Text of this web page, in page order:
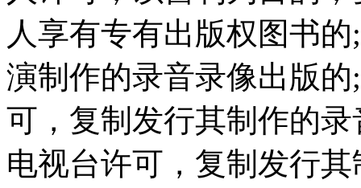
人享有专有出版权图书
演制作的录音录像出版
可，复制发行其制作的
电视台许可，复制发行